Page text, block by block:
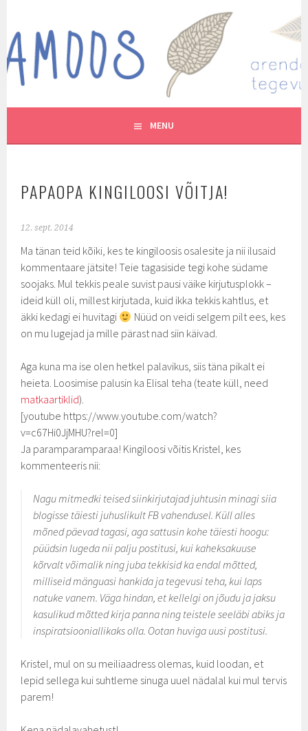
content
MUTUKAMOOS
ARENDAVAID TEGEVUSI LASTEGA
MENU
PAPAOPA KINGILOOSI VÕITJA!
12. sept. 2014
Ma tänan teid kõiki, kes te kingiloosis osalesite ja nii ilusaid
kommentaare jätsite! Teie tagasiside tegi kohe südame
soojaks. Mul tekkis peale suvist pausi väike kirjutusplokk –
ideid küll oli, millest kirjutada, kuid ikka tekkis kahtlus, et
äkki kedagi ei huvitagi
Nüüd on veidi selgem pilt ees, kes
on mu lugejad ja mille pärast nad siin käivad.
Aga kuna ma ise olen hetkel palavikus, siis täna pikalt ei
heieta. Loosimise palusin ka Elisal teha (teate küll, need
matkaartiklid).
[youtube https://www.youtube.com/watch?
v=c67Hi0JjMHU?rel=0]
Ja paramparamparaa! Kingiloosi võitis Kristel, kes
kommenteeris nii:
Nagu mitmedki teised siinkirjutajad juhtusin minagi siia
blogisse täiesti juhuslikult FB vahendusel. Küll alles
mõned päevad tagasi, aga sattusin kohe täiesti hoogu:
püüdsin lugeda nii palju postitusi, kui kaheksakuuse
kõrvalt võimalik ning juba tekkisid ka endal mõtted,
milliseid mänguasi hankida ja tegevusi teha, kui laps
natuke vanem. Väga hindan, et kellelgi on jõudu ja jaksu
kasulikud mõtted kirja panna ning teistele seeläbi abiks ja
inspiratsiooniallikaks olla. Ootan huviga uusi postitusi.
Kristel, mul on su meiliaadress olemas, kuid loodan, et
lepid sellega kui suhtleme sinuga uuel nädalal kui mul tervis
parem!